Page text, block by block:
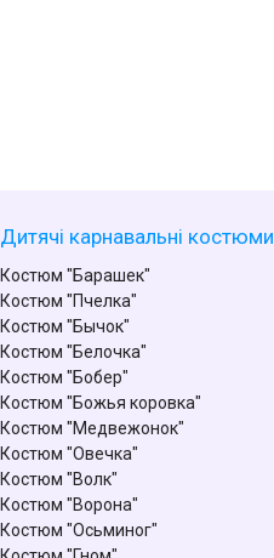
Дитячі карнавальні костюми
Костюм "Барашек"
Костюм "Пчелка"
Костюм "Бычок"
Костюм "Белочка"
Костюм "Бобер"
Костюм "Божья коровка"
Костюм "Медвежонок"
Костюм "Овечка"
Костюм "Волк"
Костюм "Ворона"
Костюм "Осьминог"